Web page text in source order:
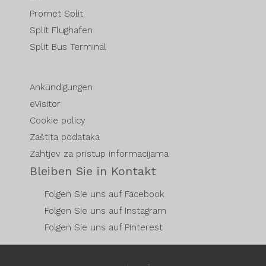
Promet Split
Split Flughafen
Split Bus Terminal
Ankündigungen
eVisitor
Cookie policy
Zaštita podataka
Zahtjev za pristup informacijama
Bleiben Sie in Kontakt
Folgen Sie uns auf Facebook
Folgen Sie uns auf Instagram
Folgen Sie uns auf Pinterest